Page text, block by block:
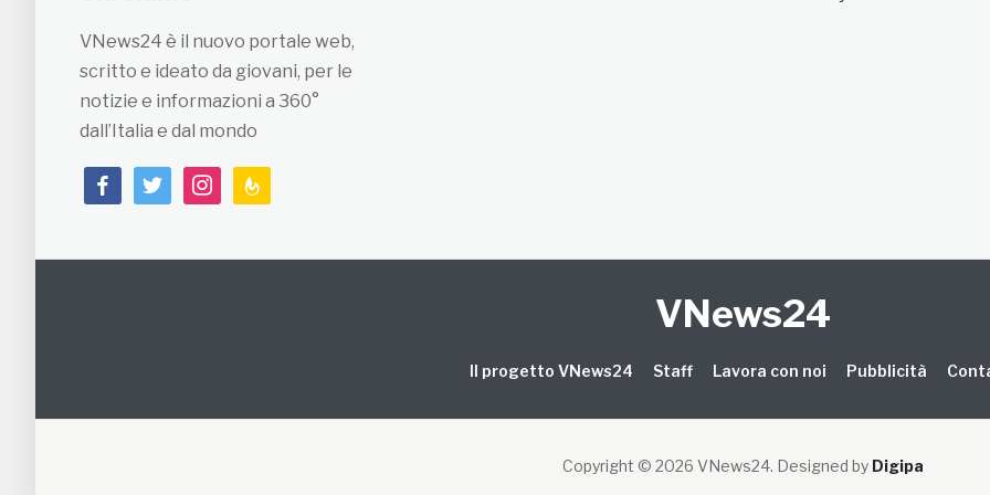
VNews24 è il nuovo portale web,
scritto e ideato da giovani, per le
notizie e informazioni a 360°
dall’Italia e dal mondo
facebooktwitterinstagramfeedburner
VNews24
Il progetto VNews24 Staff Lavora con noi Pubblicità
Copyright © 2026 VNews24. Designed by Digipa